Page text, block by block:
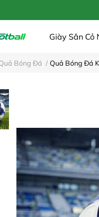
Giày Sân Cỏ
Dịch Vụ Cửa
Bóng Đá / Quả Bóng Đá